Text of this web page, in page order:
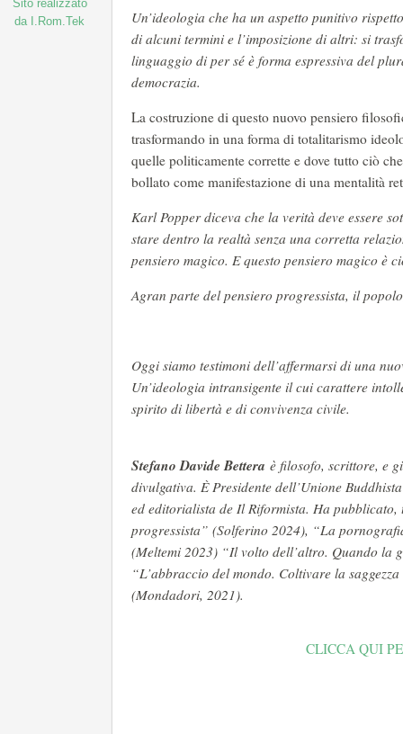
Un’ideologia che ha un aspetto punitivo
di alcuni termini e l’imposizione di altri: si
linguaggio di per sé è forma espressiva del
democrazia.
La costruzione di questo nuovo pensiero
trasformando in una forma di totalitarismo
quelle politicamente corrette e dove tutto ciò
bollato come manifestazione di una mentalità
Karl Popper diceva che la verità deve essere
stare dentro la realtà senza una corretta
pensiero magico. E questo pensiero magico è
Agran parte del pensiero progressista, il
Oggi siamo testimoni dell’affermarsi di una
Un’ideologia intransigente il cui carattere
spirito di libertà e di convivenza civile.
Stefano Davide Bettera è filosofo, scrittore, e
divulgativa. È Presidente dell’Unione
ed editorialista de Il Riformista. Ha
progressista” (Solferino 2024), “La
(Meltemi 2023) “Il volto dell’altro. Quando la
“L’abbraccio del mondo. Coltivare la
(Mondadori, 2021).
CLICCA QUI
Sito realizzato
da I.Rom.Tek